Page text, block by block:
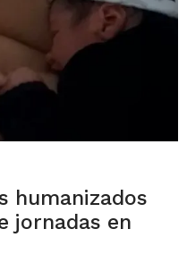
humanizados
jornadas en